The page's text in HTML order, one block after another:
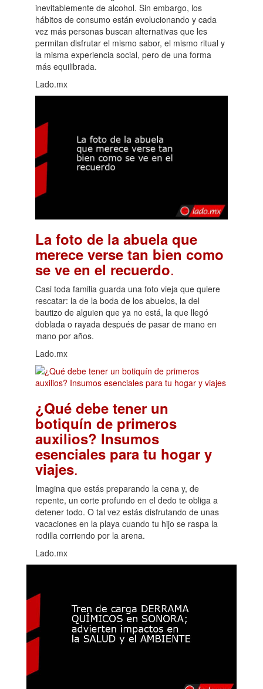
inevitablemente de alcohol. Sin embargo, los
hábitos de consumo están evolucionando y cada
vez más personas buscan alternativas que les
permitan disfrutar el mismo sabor, el mismo ritual y
la misma experiencia social, pero de una forma
más equilibrada.
Lado.mx
La foto de la abuela que
merece verse tan bien como
se ve en el recuerdo.
Casi toda familia guarda una foto vieja que quiere
rescatar: la de la boda de los abuelos, la del
bautizo de alguien que ya no está, la que llegó
doblada o rayada después de pasar de mano en
mano por años.
Lado.mx
¿Qué debe tener un
botiquín de primeros
auxilios? Insumos
esenciales para tu hogar y
viajes.
Imagina que estás preparando la cena y, de
repente, un corte profundo en el dedo te obliga a
detener todo. O tal vez estás disfrutando de unas
vacaciones en la playa cuando tu hijo se raspa la
rodilla corriendo por la arena.
Lado.mx